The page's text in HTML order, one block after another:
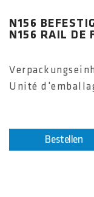
N156
N156 RAIL DE
Unité
Bestellen